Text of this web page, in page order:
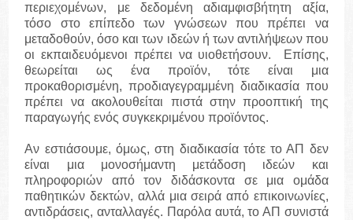
περιεχομένων, με δεδομένη αδιαμφισβήτητη αξία,
τόσο στο επίπεδο των γνώσεων που πρέπει να
μεταδοθούν, όσο και των ιδεών ή των αντιλήψεων που
οι εκπαιδευόμενοι πρέπει να υιοθετήσουν. Επίσης,
θεωρείται ως ένα προϊόν, τότε είναι μια
προκαθορισμένη, προδιαγεγραμμένη διαδικασία που
πρέπει να ακολουθείται πιστά στην προοπτική της
παραγωγής ενός συγκεκριμένου προϊόντος.
Αν εστιάσουμε, όμως, στη διαδικασία τότε το ΑΠ δεν
είναι μια μονοσήμαντη μετάδοση ιδεών και
πληροφοριών από τον διδάσκοντα σε μια ομάδα
παθητικών δεκτών, αλλά μια σειρά από επικοινωνίες,
αντιδράσεις, ανταλλαγές. Παρόλα αυτά, το ΑΠ συνιστά